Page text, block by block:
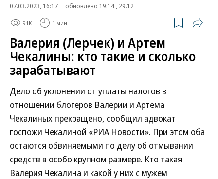
07.03.2023, 16:17
обновлено 19:14 , 29.12
91K 1 мин.
Валерия (Лерчек) и Артем
Чекалины: кто такие и сколько
зарабатывают
Дело об уклонении от уплаты налогов в
отношении блогеров Валерии и Артема
Чекалиных прекращено, сообщил адвокат
госпожи Чекалиной «РИА Новости». При этом оба
остаются обвиняемыми по делу об отмывании
средств в особо крупном размере. Кто такая
Валерия Чекалина и какой у них с мужем